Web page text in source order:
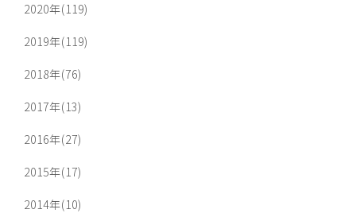
2020年(119)
2019年(119)
2018年(76)
2017年(13)
2016年(27)
2015年(17)
2014年(10)